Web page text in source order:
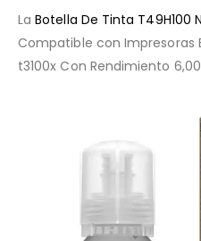
LaBotella De Tinta T49H100
Compatible con Impresoras
t3100x Con Rendimiento